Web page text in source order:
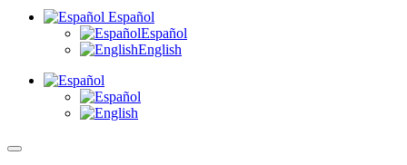
Español
Español
English